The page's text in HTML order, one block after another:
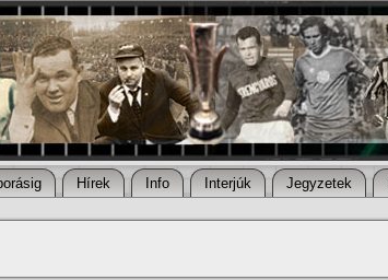
Hí­rek Info Interjúk Jegyzetek